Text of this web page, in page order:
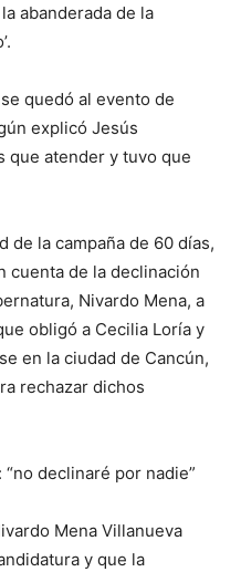
abanderada de la
quedó al evento de
explicó Jesús
que atender y tuvo que
de la campaña de 60 días,
cuenta de la declinación
Nivardo Mena, a
obligó a Cecilia Loría y
en la ciudad de Cancún,
rechazar dichos
declinaré por nadie”
Mena Villanueva
y que la